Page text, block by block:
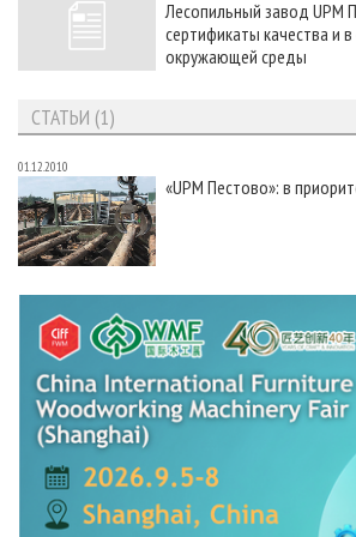
СУШКА ДРЕВЕСИНЫ
ПРОИЗВОДСТВО ДРЕВЕСНЫХ ПЛИТ
ПРОИЗВОДСТВО МЕБЕЛИ
БИОЭНЕРГЕТИКА
ЦБП
ИНСТРУМЕНТ И МАТЕРИАЛЫ
ПЕРСОНЫ
МОБИЛЬНЫЕ ВЫСТАВКИ
ПРИОРИТЕТНЫЕ ИНВЕСТПРОЕКТЫ
RUSSIAN FORESTRY REVIEW
ГАЗЕТА ЛЕСПРОМФОРУМ
БИБЛИОТЕКА СПЕЦИАЛИСТА
КОНТАКТЫ
РЕКЛАМА
РЕКЛАМА НА САЙТЕ
Лесопильный завод UPM
сертификаты качества и
окружающей среды
СТАТЬИ (1)
01.12.2010
«UPM Пестово»: в